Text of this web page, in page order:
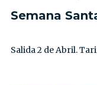
Semana
Salida 2 de Abril.